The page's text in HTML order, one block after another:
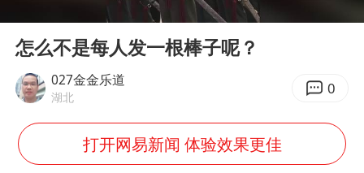
宇树科技发行价格150.80元/股
五粮液渠道价一箱上涨近百元
24小时不关空调 电费会更低吗
把党建设得更加坚强有力
Play
怎么不是每人发一根棒子呢？
027金金乐道
湖北 0
打开网易新闻 体验效果更佳